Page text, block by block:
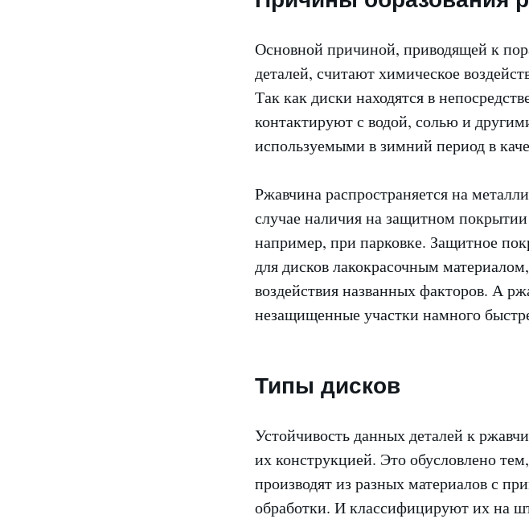
Основной причиной, приводящей к
деталей, считают химическое
Так как диски находятся в
контактируют с водой, солью и
используемыми в зимний период в
Ржавчина распространяется на
случае наличия на защитном
например, при парковке. Защитное
для дисков лакокрасочным
воздействия названных факторов. А
незащищенные участки намного
Типы дисков
Устойчивость данных деталей к
их конструкцией. Это обусловлено
производят из разных материалов с
обработки. И классифицируют их на